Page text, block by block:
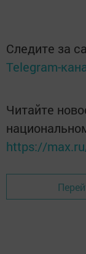
Следите за
Telegram-
Читайте
https://